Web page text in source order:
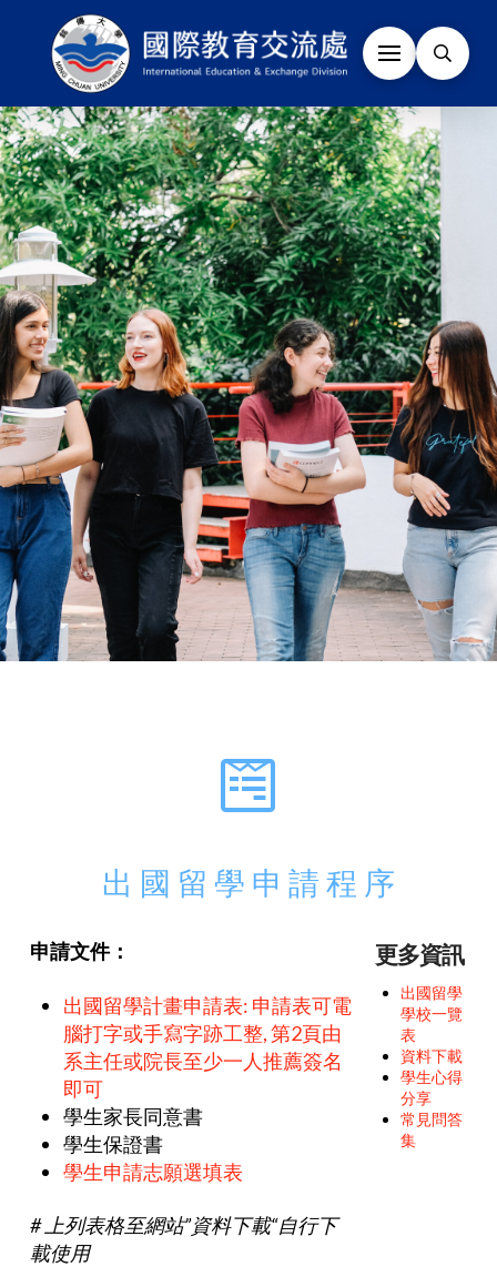
出國留學申請程序
申請文件：
出國留學計畫申請表: 申請表可電
腦打字或手寫字跡工整, 第2頁由
系主任或院長至少一人推薦簽名
即可
學生家長同意書
學生保證書
學生申請志願選填表
# 上列表格至網站”資料下載“自行下
載使用
更多資訊
出國留學
學校一覽
表
資料下載
學生心得
分享
常見問答
集